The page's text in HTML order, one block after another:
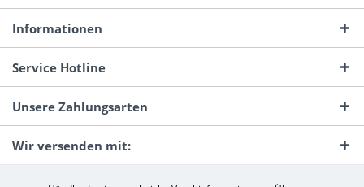
Informationen
Service Hotline
Unsere Zahlungsarten
Wir versenden mit: